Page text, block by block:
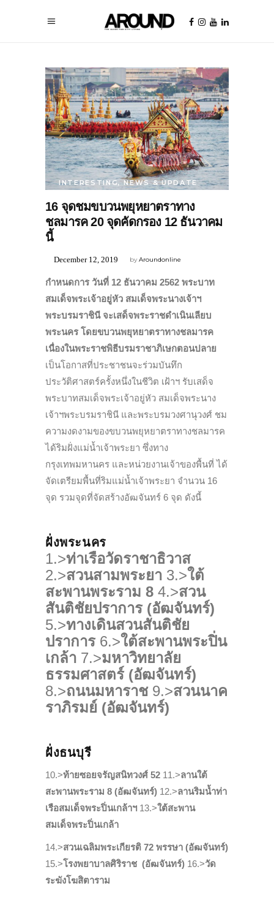
INTERESTING,NEWS & UPDATE
16 จุดชมขบวนพยุหยาตราทาง
ชลมารค 20 จุดคัดกรอง 12 ธันวาคม
นี้
byAroundonline
December 12, 2019
กำหนดการ วันที่ 12 ธันวาคม 2562 พระบาท
สมเด็จพระเจ้าอยู่หัว สมเด็จพระนางเจ้าฯ
พระบรมราชินี จะเสด็จพระราชดำเนินเลียบ
พระนคร โดยขบวนพยุหยาตราทางชลมารค
เนื่องในพระราชพิธีบรมราชาภิเษกตอนปลาย
เป็นโอกาสที่ประชาชนจะร่วมบันทึก
ประวัติศาสตร์ครั้งหนึ่งในชีวิต เฝ้าฯ รับเสด็จ
พระบาทสมเด็จพระเจ้าอยู่หัว สมเด็จพระนาง
เจ้าฯพระบรมราชินี และพระบรมวงศานุวงศ์ ชม
ความงดงามของขบวนพยุหยาตราทางชลมารค
ได้ริมฝั่งแม่น้ำเจ้าพระยา ซึ่งทาง
กรุงเทพมหานคร และหน่วยงานเจ้าของพื้นที่ ได้
จัดเตรียมพื้นที่ริมแม่น้ำเจ้าพระยา จำนวน 16
จุด รวมจุดที่จัดสร้างอัฒจันทร์ 6 จุด ดังนี้
ฝั่งพระนคร
1.>ท่าเรือวัดราชาธิวาส
2.>สวนสามพระยา 3.>ใต้
สะพานพระราม 8 4.>สวน
สันติชัยปราการ (อัฒจันทร์)
5.>ทางเดินสวนสันติชัย
ปราการ6.>ใต้สะพานพระปิ่น
เกล้า 7.>มหาวิทยาลัย
ธรรมศาสตร์ (อัฒจันทร์)
8.>ถนนมหาราช 9.>สวนนาค
ราภิรมย์ (อัฒจันทร์)
ฝั่งธนบุรี
10.>ท้ายซอยจรัญสนิทวงศ์ 52 11.>ลานใต้
สะพานพระราม 8 (อัฒจันทร์) 12.>ลานริมน้ำท่า
เรือสมเด็จพระปิ่นเกล้าฯ 13.>ใต้สะพาน
สมเด็จพระปิ่นเกล้า
14.>สวนเฉลิมพระเกียรติ 72 พรรษา (อัฒจันทร์)
15.>โรงพยาบาลศิริราช (อัฒจันทร์) 16.>วัด
ระฆังโฆสิตาราม